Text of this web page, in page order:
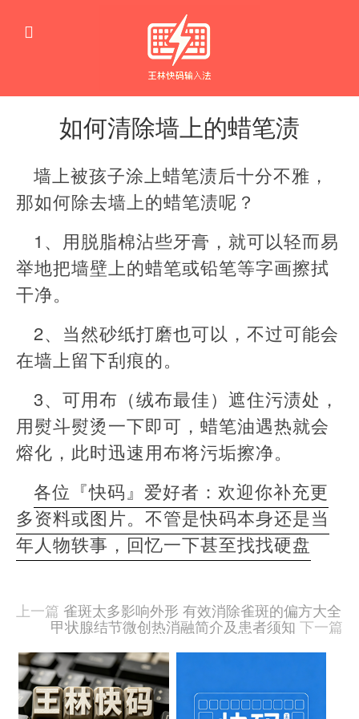
如何清除墙上的蜡笔渍
窍
门
墙上被孩子涂上蜡笔渍后十分不雅，
那如何除去墙上的蜡笔渍呢？
1、用脱脂棉沾些牙膏，就可以轻而易
举地把墙壁上的蜡笔或铅笔等字画擦拭
干净。
2、当然砂纸打磨也可以，不过可能会
在墙上留下刮痕的。
3、可用布（绒布最佳）遮住污渍处，
用熨斗熨烫一下即可，蜡笔油遇热就会
熔化，此时迅速用布将污垢擦净。
各位『快码』爱好者：欢迎你补充更
多资料或图片。不管是快码本身还是当
年人物轶事，回忆一下甚至找找硬盘
由
羊
喜
于
09-
上一篇 雀斑太多影响外形 有效消除雀斑的偏方大全
甲状腺结节微创热消融简介及患者须知 下一篇
相
关